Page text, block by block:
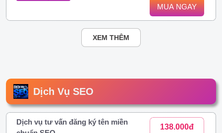
MUA NGAY
XEM THÊM
Dịch Vụ SEO
Dịch vụ tư vấn đăng ký tên miền
138.000đ